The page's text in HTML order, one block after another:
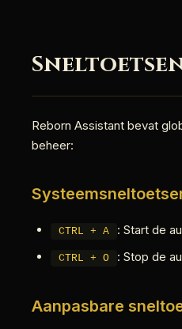
Reborn Assistant bevat
beheer:
CTRL + A : Start de
CTRL + O : Stop de
Aanpasbare